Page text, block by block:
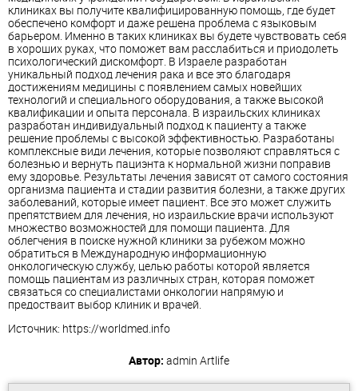
клиниках вы получите квалифицированную помощь, где будет
обеспечено комфорт и даже решена проблема с языковым
барьером. Именно в таких клиниках вы будете чувствовать себя
в хороших руках, что поможет вам расслабиться и приодолеть
психологический дискомфорт. В Израеле разработан
уникальный подход лечения рака и все это благодаря
достижениям медицины с появлением самых новейших
технологий и специального оборудования, а также высокой
квалификации и опыта персонала. В израильских клиниках
разработан индивидуальный подход к пациенту а также
решение проблемы с высокой эффективностью. Разработаны
комплексные види лечения, которые позволяют справляться с
болезнью и вернуть пациэнта к нормальной жизни поправив
ему здоровье. Результаты лечения зависят от самого состояния
организма пациента и стадии развития болезни, а также других
заболеваний, которые имеет пациент. Все это может служить
препятствием для лечения, но израильские врачи используют
множество возможностей для помощи пациента. Для
облегчения в поиске нужной клиники за рубежом можно
обратиться в Международную информационную
онкологическую службу, целью работы которой является
помощь пациентам из различных стран, которая поможет
связаться со специалистами онкологии напрямую и
предостваит выбор клиник и врачей.
Источник: https://worldmed.info
Автор: admin Artlife